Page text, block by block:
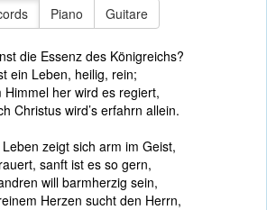
Piano Guitare
die Essenz des Königreichs?
ein Leben, heilig, rein;
Himmel her wird es regiert,
Christus wird’s erfahrn allein.
Leben zeigt sich arm im Geist,
sanft ist es so gern,
will barmherzig sein,
Herzen sucht den Herrn,